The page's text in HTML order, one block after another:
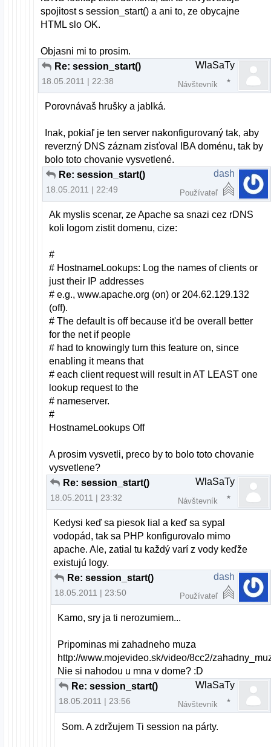
spojitost s session_start() a ani to, ze obycajne
HTML slo OK.
Objasni mi to prosim.
Re: session_start()
18.05.2011 | 22:38
WlaSaTy
Návštevník
Porovnávaš hrušky a jablká.
Inak, pokiaľ je ten server nakonfigurovaný tak, aby
reverzný DNS záznam zisťoval IBA doménu, tak by
bolo toto chovanie vysvetlené.
Re: session_start()
18.05.2011 | 22:49
dash
Používateľ
Ak myslis scenar, ze Apache sa snazi cez rDNS
koli logom zistit domenu, cize:
#
# HostnameLookups: Log the names of clients or
just their IP addresses
# e.g., www.apache.org (on) or 204.62.129.132
(off).
# The default is off because it'd be overall better
for the net if people
# had to knowingly turn this feature on, since
enabling it means that
# each client request will result in AT LEAST one
lookup request to the
# nameserver.
#
HostnameLookups Off
A prosim vysvetli, preco by to bolo toto chovanie
vysvetlene?
Re: session_start()
18.05.2011 | 23:32
WlaSaTy
Návštevník
Kedysi keď sa piesok lial a keď sa sypal
vodopád, tak sa PHP konfigurovalo mimo
apache. Ale, zatial tu každý varí z vody keďže
existujú logy.
Re: session_start()
18.05.2011 | 23:50
dash
Používateľ
Kamo, sry ja ti nerozumiem...
Pripominas mi zahadneho muza
http://www.mojevideo.sk/video/8cc2/
Nie si nahodou u mna v dome? :D
Re: session_start()
18.05.2011 | 23:56
WlaSaTy
Návštevník
Som. A zdržujem Ti session na párty.